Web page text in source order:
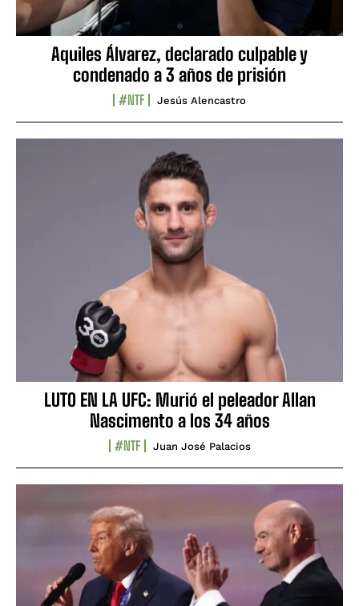
Aquiles Álvarez, declarado culpable y
condenado a 3 años de prisión
#NTF Jesús Alencastro
LUTO EN LA UFC: Murió el peleador Allan
Nascimento a los 34 años
#NTF Juan José Palacios